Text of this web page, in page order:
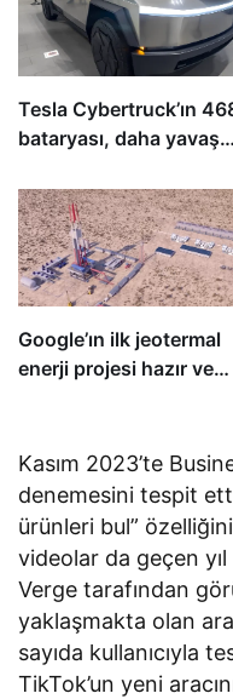
Tesla Cybertruck’ın
bataryası, daha yavaş
endişeleri artırıyor
Google’ın ilk jeotermal
enerji projesi hazır ve
Kasım 2023’te
denemesini tespit
ürünleri bul”
videolar da geçen
Verge tarafından
yaklaşmakta olan
sayıda kullanıcıyla
TikTok’un yeni